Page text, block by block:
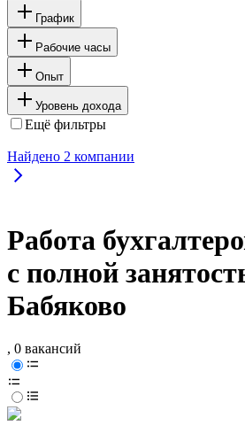
График
Рабочие часы
Опыт
Уровень дохода
Ещё фильтры
Найдено 2 компании
Работа
с полной
Бабяково
, 0 вакансий